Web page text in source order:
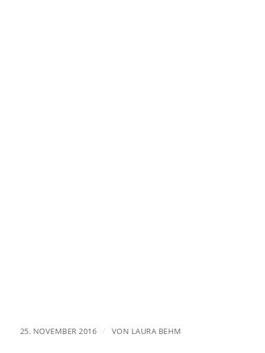
25. NOVEMBER 2016 / VON LAURA BEHM